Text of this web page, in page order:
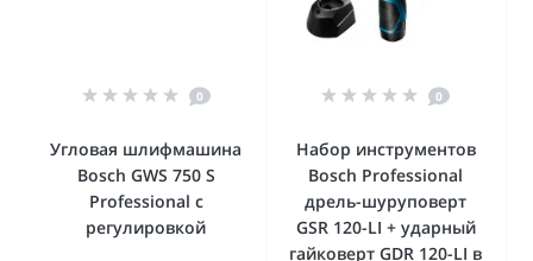
0
Угловая шлифмашина
Bosch GWS 750 S
Professional с
регулировкой
0
Набор инструментов
Bosch Professional
дрель-шуруповерт
GSR 120-LI + ударный
гайковерт GDR 120-LI в